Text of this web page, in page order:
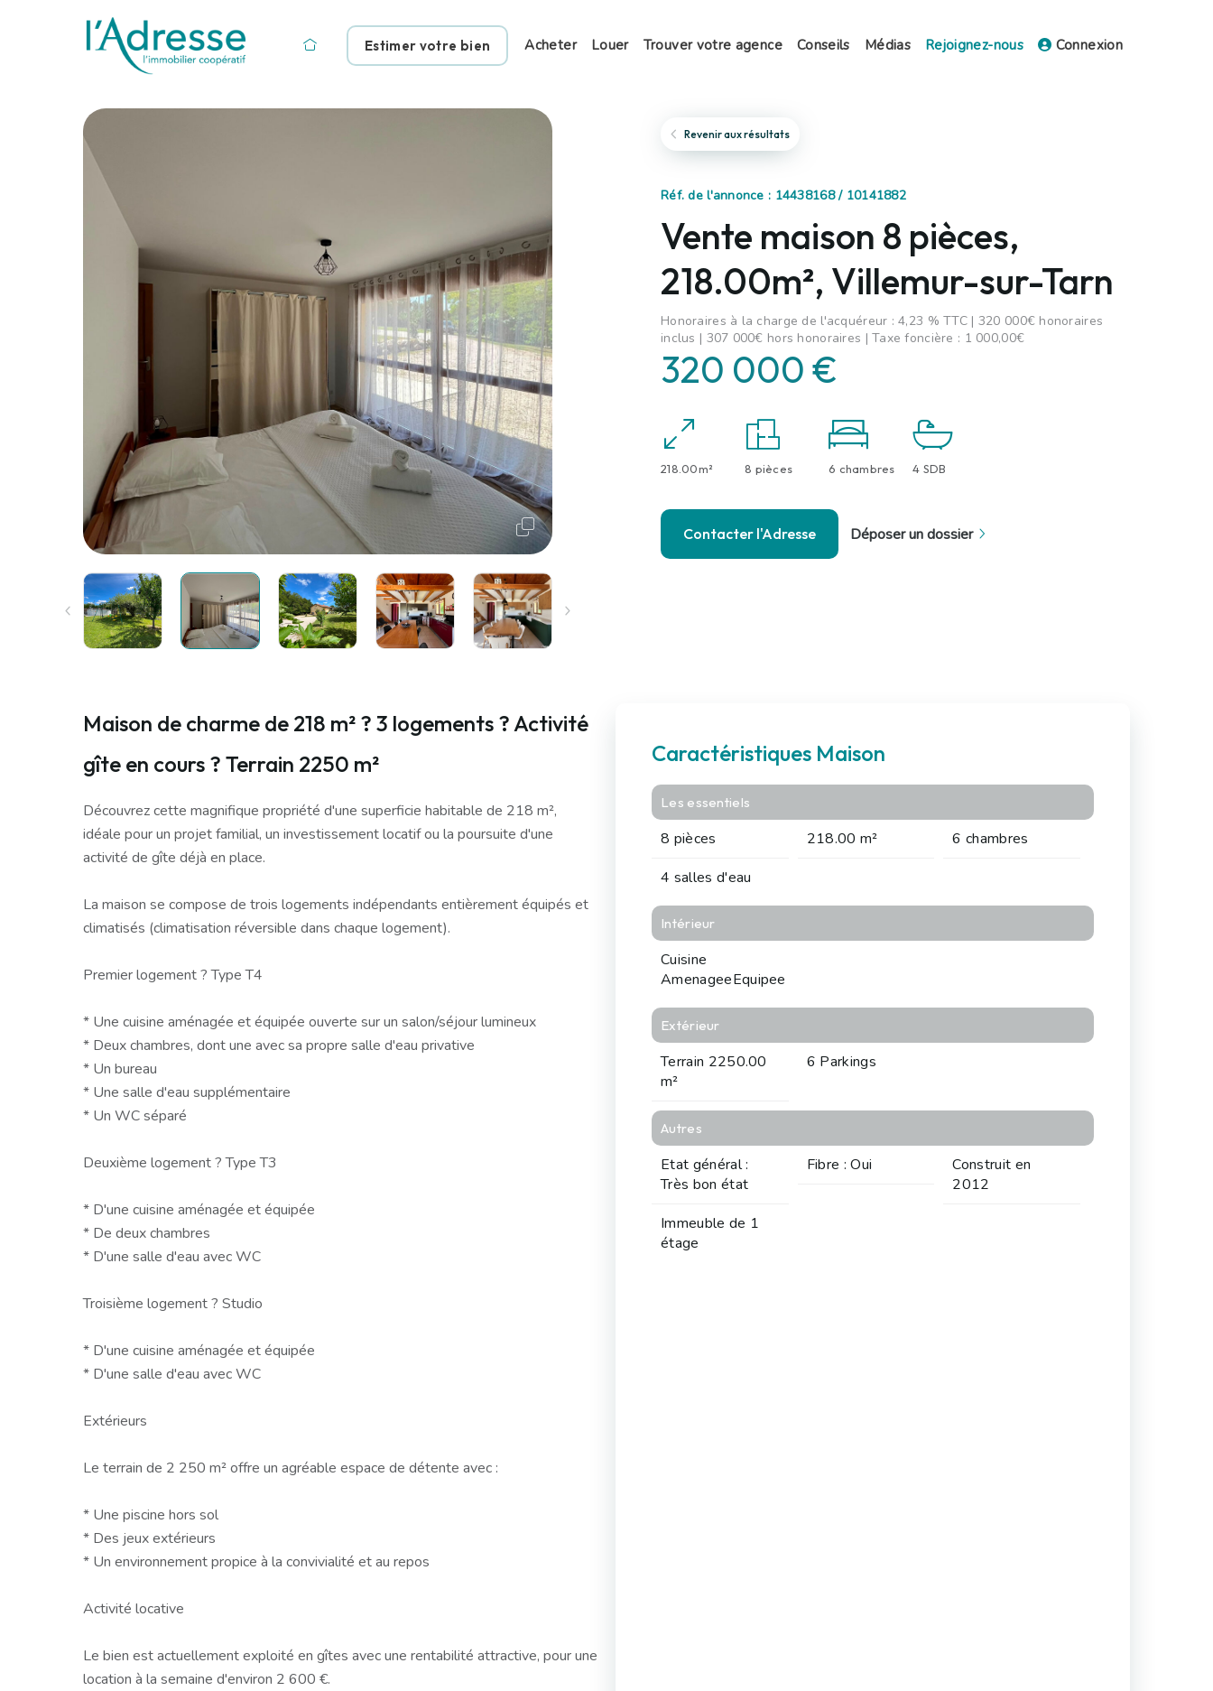
Estimer votre bien Acheter Louer Trouver votre agence Conseils Médias Rejoignez-nous Connexion
Revenir aux résultats
Réf. de l'annonce : 14438168 / 10141882
Vente maison 8 pièces,
218.00m², Villemur-sur-Tarn
Honoraires à la charge de l'acquéreur : 4,23 % TTC | 320 000€ honoraires
inclus | 307 000€ hors honoraires | Taxe foncière : 1 000,00€
320 000 €
218.00m² 8 pièces 6 chambres 4 SDB
Contacter l'Adresse Déposer un dossier
Maison de charme de 218 m² ? 3 logements ? Activité
gîte en cours ? Terrain 2250 m²
Découvrez cette magnifique propriété d'une superficie habitable de 218 m²,
idéale pour un projet familial, un investissement locatif ou la poursuite d'une
activité de gîte déjà en place.
La maison se compose de trois logements indépendants entièrement équipés et
climatisés (climatisation réversible dans chaque logement).
Premier logement ? Type T4
* Une cuisine aménagée et équipée ouverte sur un salon/séjour lumineux
* Deux chambres, dont une avec sa propre salle d'eau privative
* Un bureau
* Une salle d'eau supplémentaire
* Un WC séparé
Deuxième logement ? Type T3
* D'une cuisine aménagée et équipée
* De deux chambres
* D'une salle d'eau avec WC
Troisième logement ? Studio
* D'une cuisine aménagée et équipée
* D'une salle d'eau avec WC
Extérieurs
Le terrain de 2 250 m² offre un agréable espace de détente avec :
* Une piscine hors sol
* Des jeux extérieurs
* Un environnement propice à la convivialité et au repos
Activité locative
Le bien est actuellement exploité en gîtes avec une rentabilité attractive, pour une
location à la semaine d'environ 2 600 €.
Caractéristiques Maison
Les essentiels
8 pièces 218.00 m²
6 chambres
4 salles d'eau
Intérieur
Cuisine
AmenageeEquipee
Extérieur
Terrain 2250.00
m²
6 Parkings
Autres
Etat général :
Très bon état
Fibre : Oui
Construit en
2012
Immeuble de 1
étage